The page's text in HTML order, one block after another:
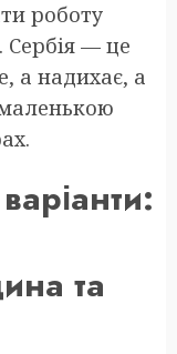
роботу
Сербія — це
а надихає, а
та